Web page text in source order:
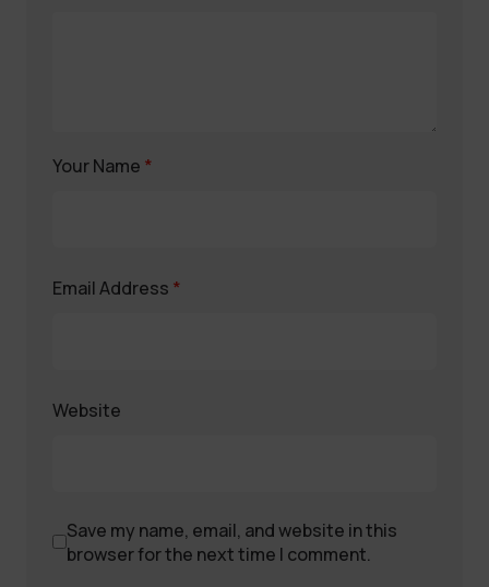
Your Name *
Email Address *
Website
Save my name, email, and website in this
browser for the next time I comment.